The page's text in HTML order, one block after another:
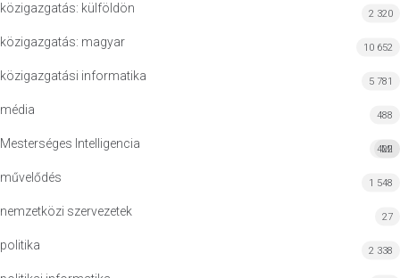
közigazgatás: külföldön 2 320
közigazgatás: magyar 10 652
közigazgatási informatika 5 781
média 488
Mesterséges Intelligencia MI
422
művelődés 1 548
nemzetközi szervezetek 27
politika 2 338